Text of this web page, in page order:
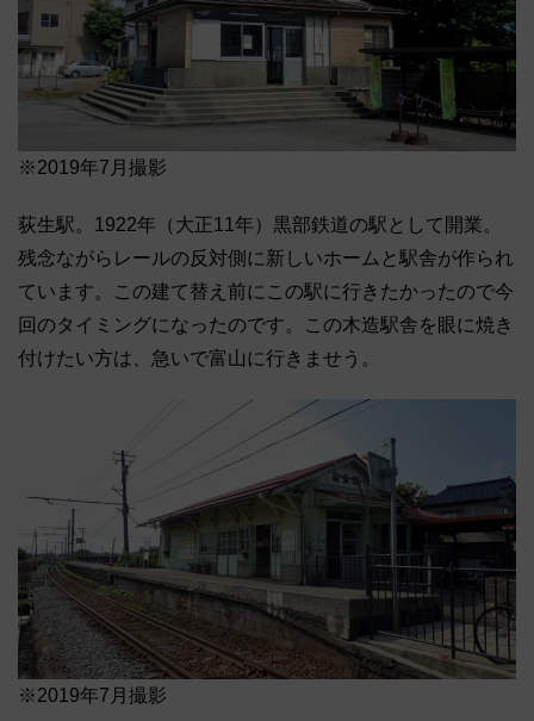
※2019年7月撮影
荻生駅。1922年（大正11年）黒部鉄道の駅として開業。
残念ながらレールの反対側に新しいホームと駅舎が作られ
ています。この建て替え前にこの駅に行きたかったので今
回のタイミングになったのです。この木造駅舎を眼に焼き
付けたい方は、急いで富山に行きませう。
※2019年7月撮影